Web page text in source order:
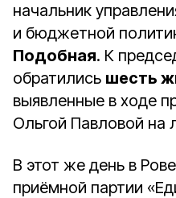
начальник
и бюджетной
Подобная. К
обратились шесть
выявленные в ходе
Ольгой Павловой на
В этот же день в
приёмной партии